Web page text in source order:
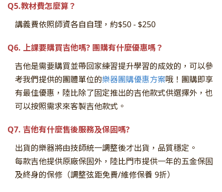
Q5.教材費怎麼算？
講義費依照師資各自自理，約$50 - $250
Q6. 上課要購買吉他嗎? 團購有什麼優惠嗎？
吉他是需要購買並帶回家練習提升學習的成效的，可以參
考我們提供的團體單位的樂器團購優惠方案哦！ 團購即享
有最佳優惠，陸比除了固定推出的吉他款式供選擇外，也
可以按照需求來客製吉他款式 。
Q7. 吉他有什麼售後服務及保固嗎?
出貨的樂器將由技師統一調整後才出貨，品質穩定。
每款吉他提供原廠保固外，陸比門市提供一年的五金保固
及終身的保修（調整弦距免費/維修保養 9折）